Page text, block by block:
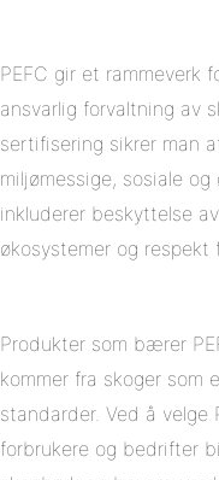
PEFC gir et rammeverk
ansvarlig forvaltning av
sertifisering sikrer man
miljømessige, sosiale
inkluderer beskyttelse
økosystemer og respekt
Produkter som bærer
kommer fra skoger som
standarder. Ved å
forbrukere og bedrifter